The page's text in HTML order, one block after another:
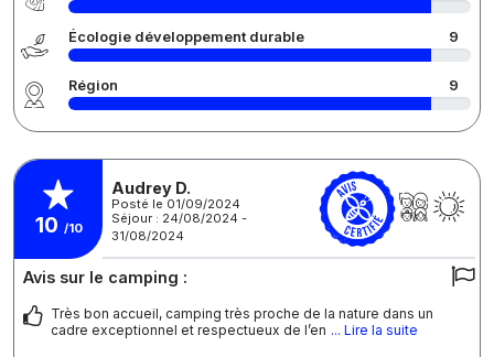
Écologie développement durable 9
Région 9
10 /10
Audrey D.
Posté le 01/09/2024
Séjour : 24/08/2024 -
31/08/2024
Avis sur le camping :
Très bon accueil, camping très proche de la nature dans un
cadre exceptionnel et respectueux de l’en ... Lire la suite